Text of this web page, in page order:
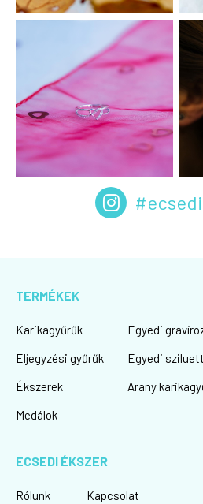
TERMÉKEK
Karikagyűrűk
Eljegyzési gyűrűk
Ékszerek
Medálok
Egyedi
Egyedi
Arany
ECSEDI ÉKSZER
Rólunk
Kapcsolat